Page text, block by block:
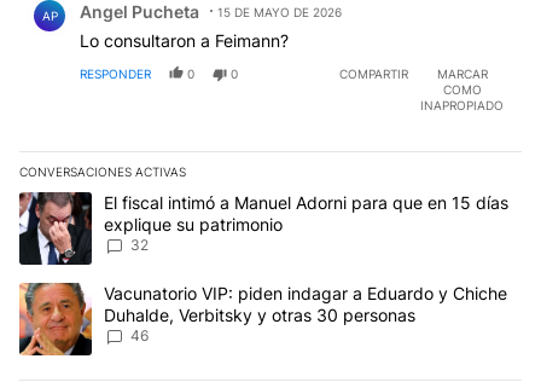
AP Angel Pucheta 15 DE MAYO DE 2026
Lo consultaron a Feimann?
RESPONDER 0 0 COMPARTIR
MARCAR
COMO
INAPROPIADO
CONVERSACIONES ACTIVAS
Este listado muestra los artículos con más comentarios en los
Un artículo de tendencia con el título "El fiscal intimó a Manuel
El fiscal intimó a Manuel Adorni para que en 15 días
explique su patrimonio
32
Un artículo de tendencia con el título "Vacunatorio VIP: piden
Vacunatorio VIP: piden indagar a Eduardo y Chiche
Duhalde, Verbitsky y otras 30 personas
46